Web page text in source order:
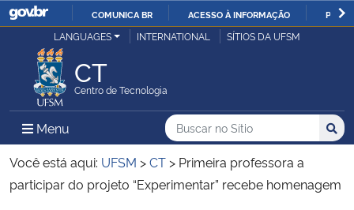
IR
COMUNICA BR ACESSO À INFORMAÇÃO
Ministério da Justiça e Segurança Pública
Ministério da Defesa
Ministério das Relações Exteriores
LANGUAGES INTERNATIONAL SÍTIOS DA UFSM
CT
Centro de Tecnologia
Menu Menu Principal do Sítio
Busca
Buscar no no Sítio
Busca:
Você está aqui: UFSM >CT > Primeira professora a
participar do projeto “Experimentar” recebe homenagem